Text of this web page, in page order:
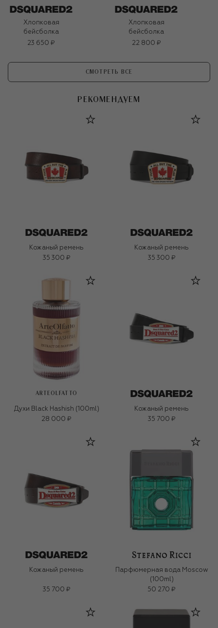
Хлопковая
бейсболка
23 650 ₽
Хлопковая
бейсболка
22 800 ₽
СМОТРЕТЬ ВСЕ
РЕКОМЕНДУЕМ
Кожаный ремень
35 300 ₽
Кожаный ремень
35 300 ₽
ARTEOLFATTO
Духи Black Hashish (100ml)
28 000 ₽
Кожаный ремень
35 700 ₽
Кожаный ремень
35 700 ₽
Парфюмерная вода Moscow
(100ml)
50 270 ₽